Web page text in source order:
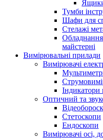
Тумби
Шафи для
Стелажі
Обладнання
майстерні
Вимірювальні прилади
Вимірювачі
Індикатори
Оптичний та
Стетоскопи
Ендоскопи
Вимірювачі осі,